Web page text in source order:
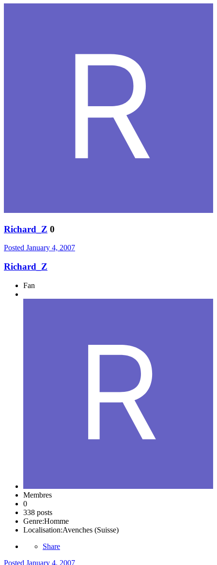
Richard_Z 0
Posted January 4, 2007
Richard_Z
Fan
Membres
0
338 posts
Genre:Homme
Localisation:Avenches (Suisse)
Share
Posted January 4, 2007